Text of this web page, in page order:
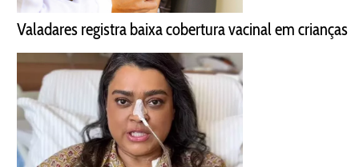
Valadares registra baixa cobertura vacinal em crianças